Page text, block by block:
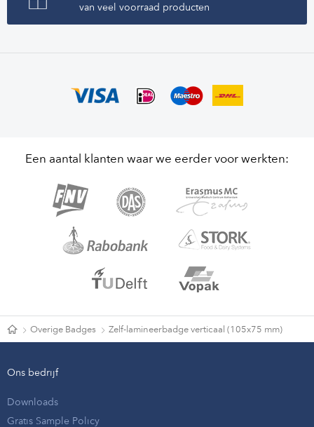
van veel voorraad producten
Een aantal klanten waar we eerder voor werkten:
Overige Badges Zelf-lamineerbadge verticaal (105x75 mm)
Ons bedrijf
Downloads
Gratis Sample Policy